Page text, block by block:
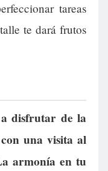
tareas
te dará frutos
disfrutar de la
una visita al
armonía en tu